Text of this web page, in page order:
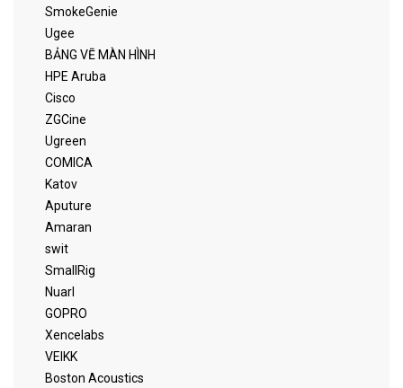
SmokeGenie
Ugee
BẢNG VẼ MÀN HÌNH
HPE Aruba
Cisco
ZGCine
Ugreen
COMICA
Katov
Aputure
Amaran
swit
SmallRig
Nuarl
GOPRO
Xencelabs
VEIKK
Boston Acoustics